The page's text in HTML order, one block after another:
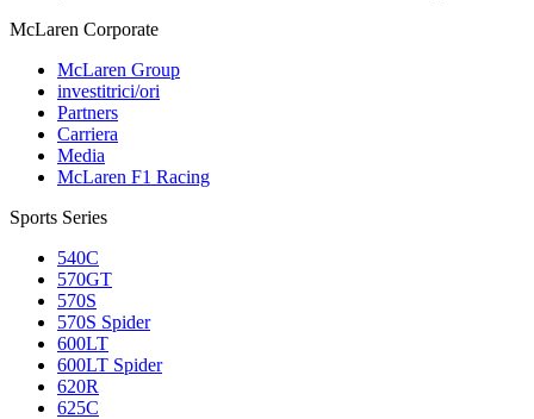
McLaren Corporate
McLaren Group
investitrici/ori
Partners
Carriera
Media
McLaren F1 Racing
Sports Series
540C
570GT
570S
570S Spider
600LT
600LT Spider
620R
625C